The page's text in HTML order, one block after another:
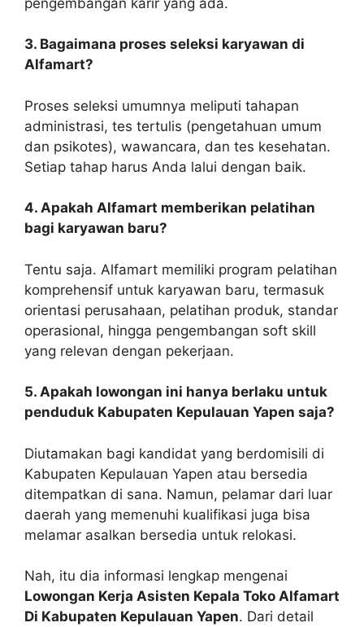
3. Bagaimana proses seleksi karyawan di
Alfamart?
Proses seleksi umumnya meliputi tahapan
administrasi, tes tertulis (pengetahuan umum
dan psikotes), wawancara, dan tes kesehatan.
Setiap tahap harus Anda lalui dengan baik.
4. Apakah Alfamart memberikan pelatihan
bagi karyawan baru?
Tentu saja. Alfamart memiliki program pelatihan
komprehensif untuk karyawan baru, termasuk
orientasi perusahaan, pelatihan produk, standar
operasional, hingga pengembangan soft skill
yang relevan dengan pekerjaan.
5. Apakah lowongan ini hanya berlaku untuk
penduduk Kabupaten Kepulauan Yapen saja?
Diutamakan bagi kandidat yang berdomisili di
Kabupaten Kepulauan Yapen atau bersedia
ditempatkan di sana. Namun, pelamar dari luar
daerah yang memenuhi kualifikasi juga bisa
melamar asalkan bersedia untuk relokasi.
Nah, itu dia informasi lengkap mengenai
Lowongan Kerja Asisten Kepala Toko Alfamart
Di Kabupaten Kepulauan Yapen. Dari detail